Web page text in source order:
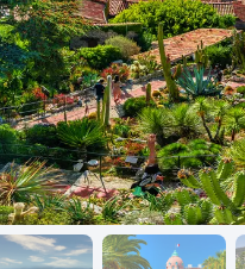
sichern
sichern
buchen